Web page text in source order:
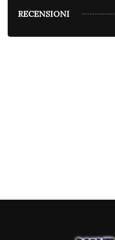
RECENSIONI